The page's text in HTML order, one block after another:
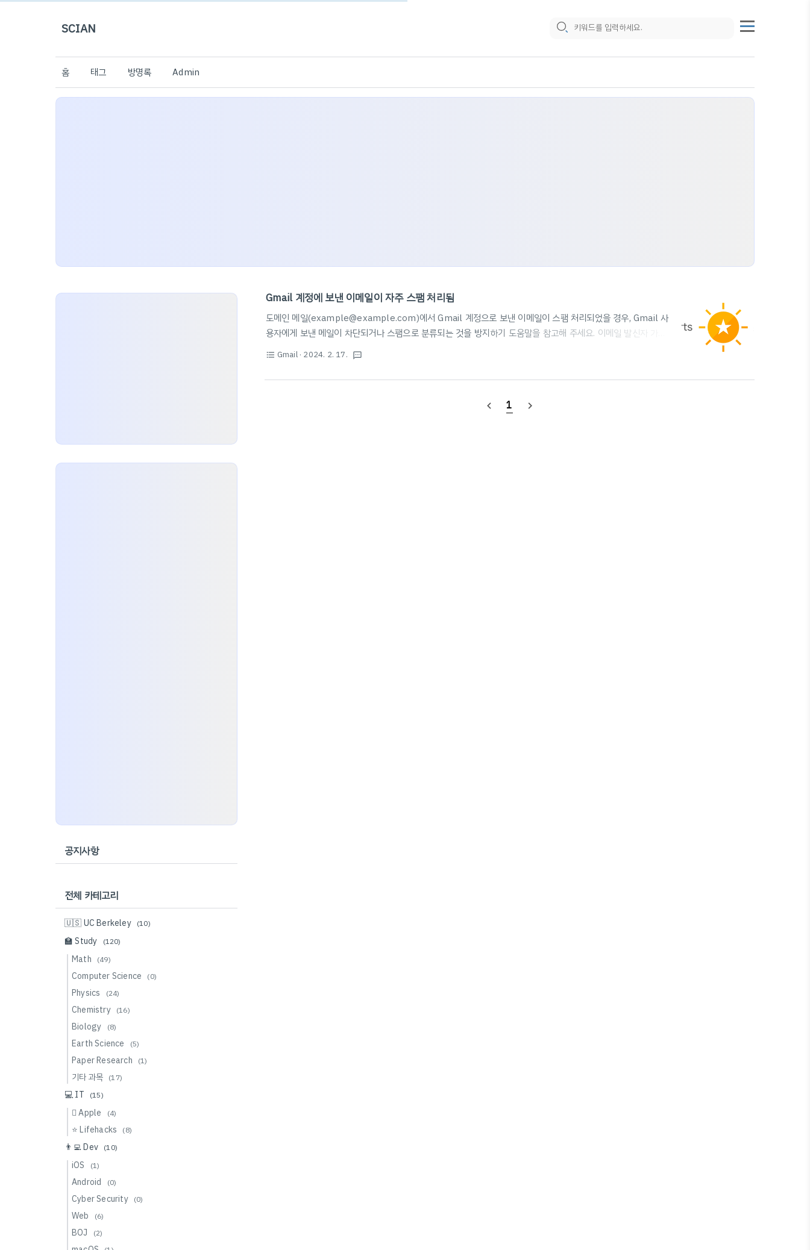
SCIAN
홈 태그 방명록 Admin
Gmail 계정에 보낸 이메일이 자주 스팸 처리됨
도메인 메일(example@example.com)에서 Gmail 계정으로 보낸 이메일이 스팸 처리되었을 경우, Gmail 사
용자에게 보낸 메일이 차단되거나 스팸으로 분류되는 것을 방지하기 도움말을 참고해 주세요. 이메일 발신자 가이
드라인 - Google Workspace 관리자 고객센터 도움이 되었나요? 어떻게 하면 개선할 수 있을까요? 예아니요
support.google.com 해당 도움말을 천천히 읽어보시고, Gmail에서 처리하는 해당 회사 도메인에 대한 평판을
확인할 수 있는 Postmaster Tools를 이용하면 도메인이 어떤 평판을 가지고 있고, 스팸으로 처리되는 수준이 어
format_list_bulleted Gmail · 2024. 2. 17. textsms
navigate_before 1 navigate_next
공지사항
전체 카테고리
🇺🇸 UC Berkeley (10)
🏫 Study (120)
Math (49)
Computer Science (0)
Physics (24)
Chemistry (16)
Biology (8)
Earth Science (5)
Paper Research (1)
기타 과목 (17)
💻 IT (15)
 Apple (4)
⭐️ Lifehacks (8)
👨‍💻 Dev (10)
iOS (1)
Android (0)
Cyber Security (0)
Web (6)
BOJ (2)